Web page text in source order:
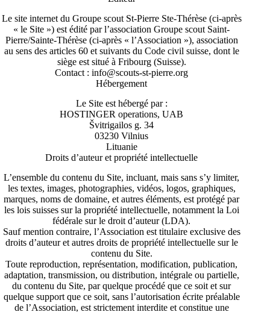
Le site internet du Groupe scout St-Pierre Ste-Thérèse (ci-après
« le Site ») est édité parl’association Groupe scout Saint-
Pierre/Sainte-Thérèse(ci-après « l’Association »), association
au sens des articles 60 et suivants du Code civil suisse, dont le
siège est situé à Fribourg (Suisse).
Contact :info@scouts-st-pierre.org
Hébergement
Le Site est hébergé par :
HOSTINGER operations, UAB
Švitrigailos g. 34
03230 Vilnius
Lituanie
Droits d’auteur et propriété intellectuelle
L’ensemble du contenu du Site, incluant, mais sans s’y limiter,
les textes, images, photographies, vidéos, logos, graphiques,
marques, noms de domaine, et autres éléments, est protégé par
les lois suisses sur la propriété intellectuelle, notamment la Loi
fédérale sur le droit d’auteur(LDA).
Sauf mention contraire, l’Association est titulaire exclusive des
droits d’auteur et autres droits de propriété intellectuelle sur le
contenu du Site.
Toute reproduction, représentation, modification, publication,
adaptation, transmission, ou distribution, intégrale ou partielle,
du contenu du Site, par quelque procédé que ce soit et sur
quelque support que ce soit, sans l’autorisation écrite préalable
de l’Association, est strictement interdite et constitue une